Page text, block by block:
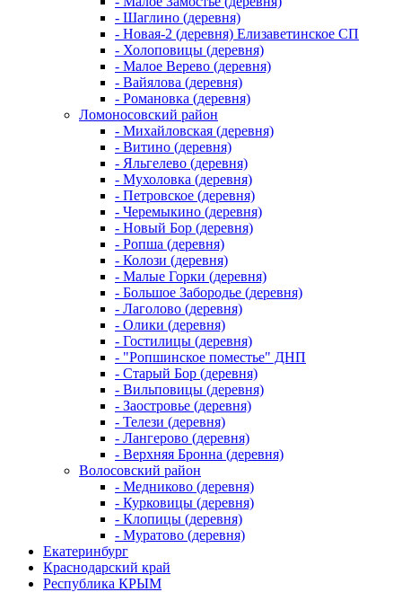
- Шаглино (деревня)
- Новая-2 (деревня) Елизаветинское СП
- Холоповицы (деревня)
- Малое Верево (деревня)
- Вайялова (деревня)
- Романовка (деревня)
Ломоносовский район
- Михайловская (деревня)
- Витино (деревня)
- Яльгелево (деревня)
- Мухоловка (деревня)
- Петровское (деревня)
- Черемыкино (деревня)
- Новый Бор (деревня)
- Ропша (деревня)
- Колози (деревня)
- Малые Горки (деревня)
- Большое Забородье (деревня)
- Лаголово (деревня)
- Олики (деревня)
- Гостилицы (деревня)
- "Ропшинское поместье" ДНП
- Старый Бор (деревня)
- Вильповицы (деревня)
- Заостровье (деревня)
- Телези (деревня)
- Лангерово (деревня)
- Верхняя Бронна (деревня)
Волосовский район
- Медниково (деревня)
- Курковицы (деревня)
- Клопицы (деревня)
- Муратово (деревня)
Екатеринбург
Краснодарский край
Республика КРЫМ